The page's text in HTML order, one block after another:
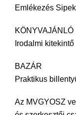
Emlékezés
KÖNYVAJÁNLÓ
Irodalmi kitekintő
BAZÁR
Praktikus
Az MVGYOSZ